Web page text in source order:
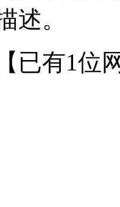
述。
【已有1位